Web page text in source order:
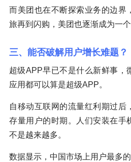
而美团也在不断探索业务的边界
旅再到闪购，美团也逐渐成为一个
三、能否破解用户增长难题？
超级APP早已不是什么新鲜事，
应用都可以算是超级APP。
自移动互联网的流量红利期过后
存量用户的时期。人们安装在手
不是越来越多。
数据显示，中国市场上用户最多